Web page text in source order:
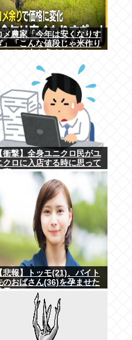
メ農家「今年は安くなりす
」「こんな値段じゃ米作り
衝撃】全身ユニクロ民がユ
クロに入店する時に思って
事・・・・・
悲報】トッモ(21)、バイト
のおばさん(36)を孕ませた